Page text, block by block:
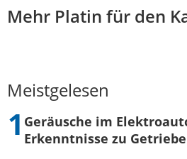
Mehr Platin für den
Meistgelesen
Geräusche im
Erkenntnisse zu